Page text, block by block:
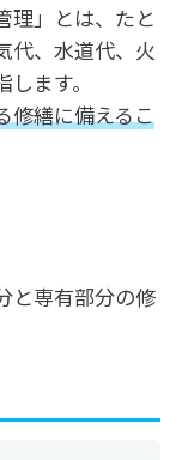
理」とは、たと
代、水道代、火
ます。
修繕に備えるこ
と専有部分の修